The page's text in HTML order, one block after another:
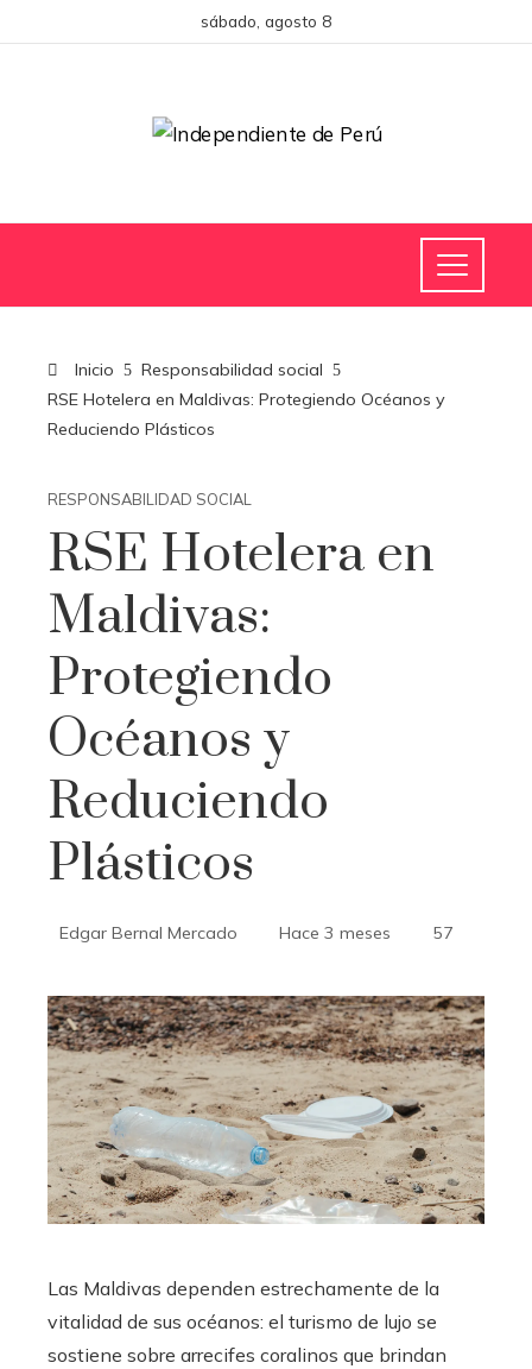
sábado, agosto 8
Inicio
Responsabilidad social
RSE Hotelera en Maldivas: Protegiendo Océanos y
Reduciendo Plásticos
RESPONSABILIDAD SOCIAL
RSE Hotelera en
Maldivas:
Protegiendo
Océanos y
Reduciendo
Plásticos
Edgar Bernal Mercado Hace 3 meses 57
Las Maldivas dependen estrechamente de la
vitalidad de sus océanos: el turismo de lujo se
sostiene sobre arrecifes coralinos que brindan